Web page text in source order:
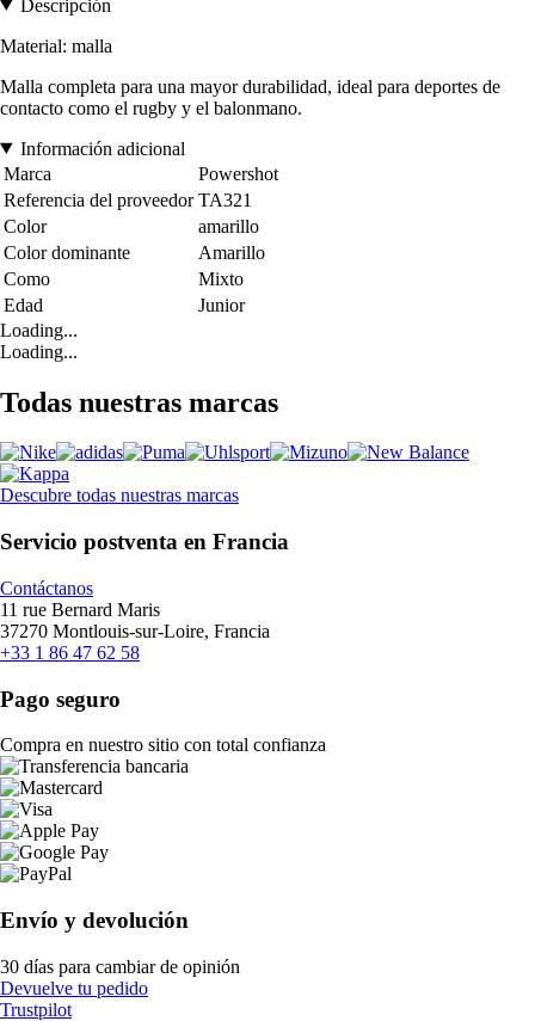
Descripción
Material: malla
Malla completa para una mayor durabilidad, ideal para deportes de
contacto como el rugby y el balonmano.
Información adicional
Marca
Powershot
Referencia del proveedor TA321
Color
amarillo
Color dominante
Amarillo
Como
Mixto
Edad
Junior
Loading...
Loading...
Todas nuestras marcas
Descubre todas nuestras marcas
Servicio postventa en Francia
Contáctanos
11 rue Bernard Maris
37270 Montlouis-sur-Loire, Francia
+33 1 86 47 62 58
Pago seguro
Compra en nuestro sitio con total confianza
Envío y devolución
30 días para cambiar de opinión
Devuelve tu pedido
Trustpilot